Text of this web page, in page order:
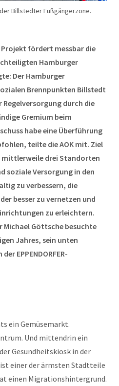
Billstedter Fußgängerzone.
fördert messbar die
Hamburger
Der Hamburger
Brennpunkten Billstedt
Regelversorgung durch die
Gremium beim
habe eine Überführung
teilte die AOK mit. Ziel
mittlerweile drei Standorten
soziale Versorgung in den
zu verbessern, die
besser zu vernetzen und
zu erleichtern.
Michael Göttsche besuchte
Jahres, sein unten
EPPENDORFER-
ein Gemüsemarkt.
Und mittendrin ein
Gesundheitskiosk in der
einer der ärmsten Stadtteile
einen Migrationshintergrund.